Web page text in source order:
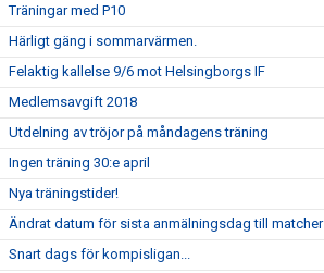
Träningar med P10
Härligt gäng i sommarvärmen.
Felaktig kallelse 9/6 mot Helsingborgs IF
Medlemsavgift 2018
Utdelning av tröjor på måndagens träning
Ingen träning 30:e april
Nya träningstider!
Ändrat datum för sista anmälningsdag till matcher
Snart dags för kompisligan...